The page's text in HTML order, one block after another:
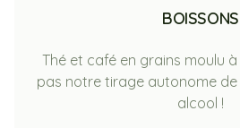
BOISSONS
Thé et café en grains moulu
pas notre tirage autonome
alcool !